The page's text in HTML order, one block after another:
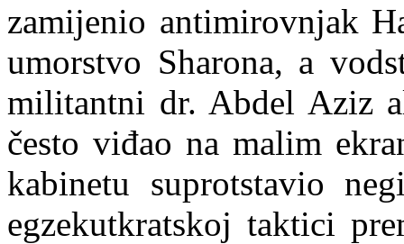
zamijenio antimirovnjak
umorstvo Sharona, a
militantni dr. Abdel Aziz
često viđao na malim
kabinetu suprotstavio
egzekutkratskoj taktici